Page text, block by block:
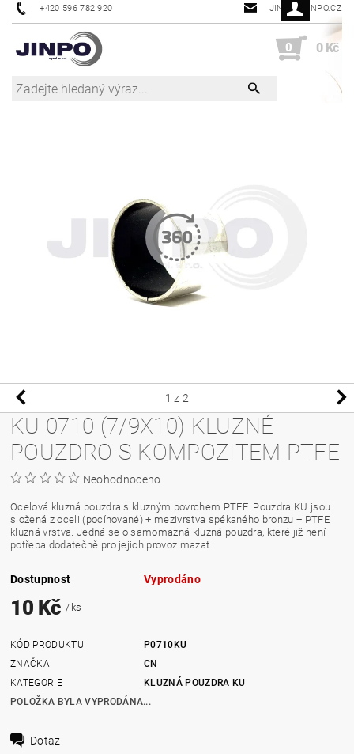
+420 596 782 920 JINPO@JINPO.CZ
0 0 Kč
1 z 2
KU 0710 (7/9X10) KLUZNÉ
POUZDRO S KOMPOZITEM PTFE
Neohodnoceno
Ocelová kluzná pouzdra s kluzným povrchem PTFE. Pouzdra KU jsou
složená z oceli (pocínované) + mezivrstva spékaného bronzu + PTFE
kluzná vrstva. Jedná se o samomazná kluzná pouzdra, které již není
potřeba dodatečně pro jejich provoz mazat.
Dostupnost Vyprodáno
10 Kč/ ks
KÓD PRODUKTU
P0710KU
ZNAČKA
CN
KATEGORIE
KLUZNÁ POUZDRA KU
POLOŽKA BYLA VYPRODÁNA...
Dotaz